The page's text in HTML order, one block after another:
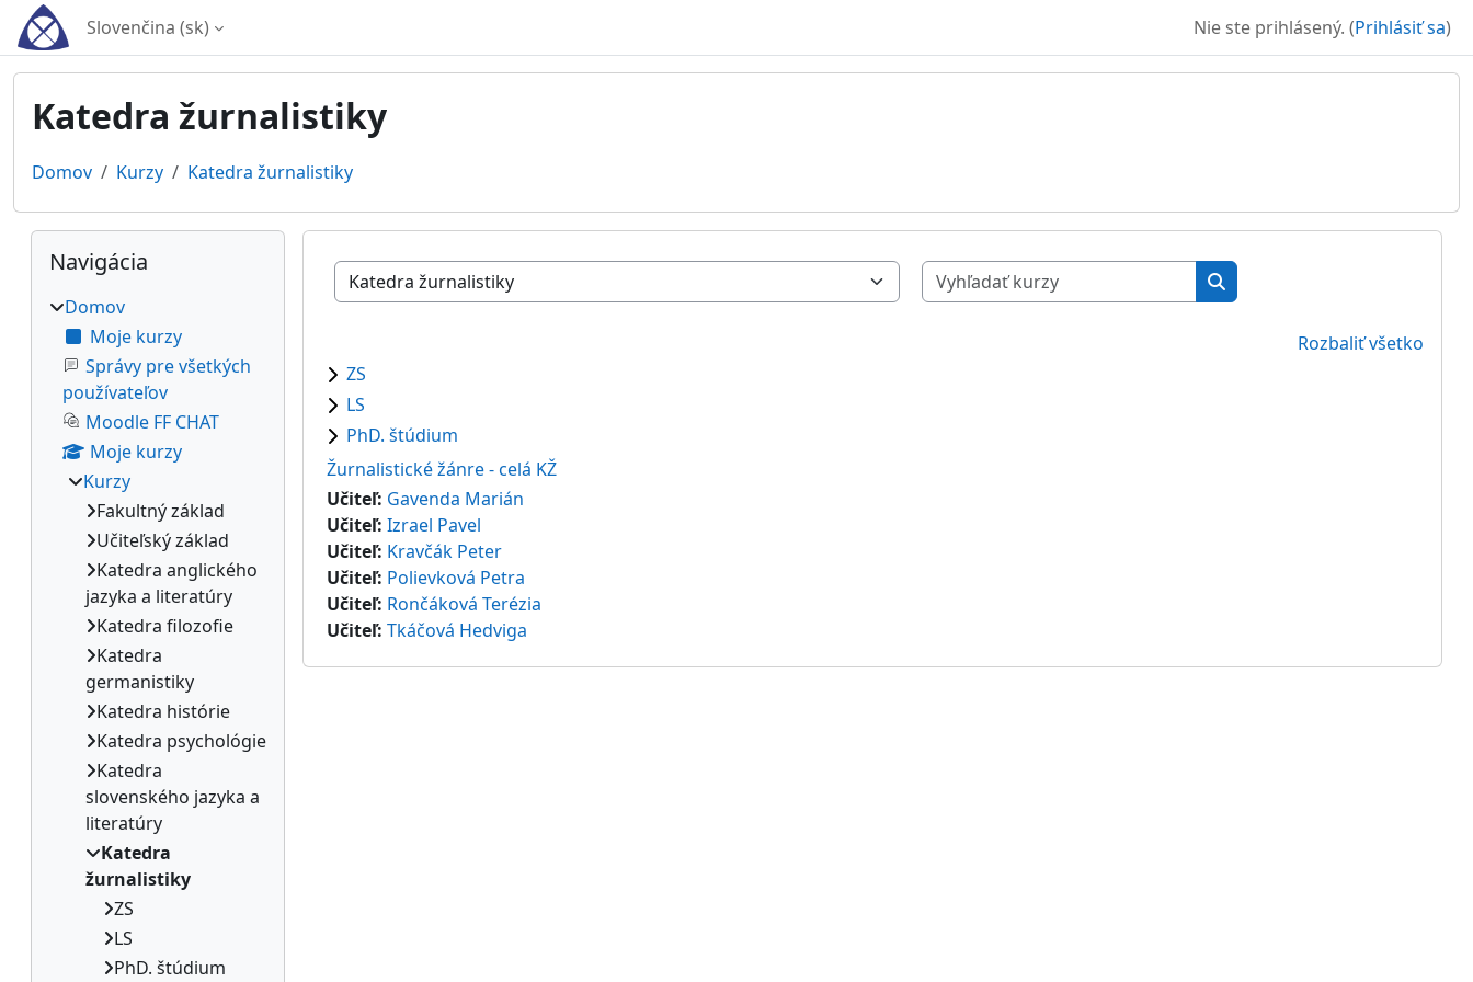
Preskočiť na hlavný obsah
Slovenčina ‎(sk)‎ Nie ste prihlásený. (Prihlásiť sa)
Katedra žurnalistiky
Domov Kurzy Katedra žurnalistiky
Kategórie kurzov
Vyhľadať kurzy
Vyhľadať kurzy
Rozbaliť všetko
ZS
LS
PhD. štúdium
Žurnalistické žánre - celá KŽ
Učiteľ: Gavenda Marián
Učiteľ: Izrael Pavel
Učiteľ: Kravčák Peter
Učiteľ: Polievková Petra
Učiteľ: Rončáková Terézia
Učiteľ: Tkáčová Hedviga
Bloky
Preskočiť Navigácia
Navigácia
Domov
Moje kurzy
Správy pre všetkých
používateľov
Moodle FF CHAT
Moje kurzy
Kurzy
Fakultný základ
Učiteľský základ
Katedra anglického
jazyka a literatúry
Katedra filozofie
Katedra
germanistiky
Katedra histórie
Katedra psychológie
Katedra
slovenského jazyka a
literatúry
Katedra
žurnalistiky
ZS
LS
PhD. štúdium